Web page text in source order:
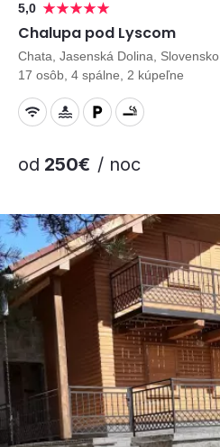
5,0
Chalupa pod Lyscom
Chata, Jasenská Dolina, Slovensko
17 osôb, 4 spálne, 2 kúpeľne
od 250€ / noc